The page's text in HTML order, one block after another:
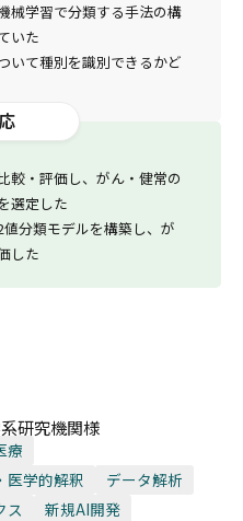
械学習で分類する手法の構
いた
いて種別を識別できるかど
較・評価し、がん・健常の
選定した
分類モデルを構築し、が
した
研究機関様
療
医学的解釈
データ解析
ス
新規AI開発